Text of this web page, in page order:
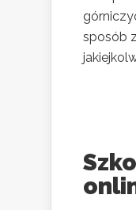
sposób